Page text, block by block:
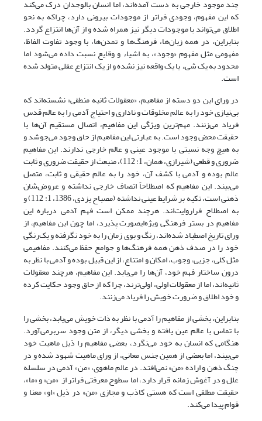
چند موجود خارجی به دست آمده‌اند، اما انسان بالوجدان درک می‌کند
که این مفهوم، وجودی فراتر از موجودات بیرونی دارد، چراکه به نحو
اطلاق می‌تواند با موجودات دیگر نیز همراه شده و از آن‌ها انتزاع گردد.
بنابراین، در همه زبان‌ها، فرهنگ‌ها و تمدن‌ها، با وجود تفاوت الفاظ،
مفهومی مثل مفهوم «وجود»، به اشیاء و وقایع نسبت داده می‌شود اما
محدود به یک شیء یا یک واقعه نیز نشده و از یک انتزاع عقلی متولد شده
است.
در ورای این‌ دو دسته از مفاهیم، «معقولات ثانیه منطقی» نشسته‌اند که
بی‌نیازی خود را به عالم مخلوقات و ناداری و احتیاج آدمی را به عالم قدس
فریاد می‌زنند. مهم‌ترین ویژگی این مفاهیم، اتصال مستقیم آن‌ها با
حقیقت محض وجود است. به عبارتی این مفاهیم از حاق وجود می‌جوشد و
به هیچ وجه نسبتی با موجود عینی و عالم خارجی ندارند. این مفاهیم
ضروری و قطعی (شیرازی، همان، 1: 112)، منبعث از حقیقت ضروری و ثابت
عالم بوده و آدمی با کشف آن، خود را به عالم حقیقی و ثابت، متصل
می‌بیند. این مفاهیم که اصطلاحاً اتصاف خارجی نداشته و عروض‌شان
ذهنی است، تکیه بر شرایط عینی نداشته (مصباح یزدی، 1386، 1: 112) و
به اصطلاح فراروایت‌اند. هرچند ممکن است فهم آدمی درباره این
مفاهیم در بستر فرهنگی ویژه‌ایصورت پذیرد، اما چون این مفاهیم، از
ورای تاریخ اصطیاد شده‌اند، رنگ و بوی زمان را به خود نگرفته و یک‌رنگی
خود را در صدف ذهن همه فرهنگ‌ها و جوامع حفظ می‌کنند. مفاهیمی
مثل کلی، جزیی، وجوب، امکان و امتناع، از این قبیل بوده و آدمی با نظر به
درون ساختار فهم خود، آن‌ها را می‌یابد. این مفاهیم، هرچند معقولات
ثانیه‌اند، اما از معقولات اولی، اولی‌ترند، چرا که از حاق وجود حکایت کرده
و خود اطلاق و ضرورت خویش را فریاد می‌زنند.
بنابراین، بخشی از مفاهیم را آدمی با نظر به ذات خویش می‌یابد، بخشی را
با تماس با عالم عین یافته و بخشی دیگر، از متن وجود سربرمی‌آورد.
هنگامی که انسان به خود می‌نگرد، بعضی مفاهیم را ذیل ماهیت خود
می‌بیند، اما بعضی از همین‌ جنس معانی، از ورای ماهیت شهود شده و در
چنگ ذهن و اراده «من» نمی‌افتد. در عالم ماهوی، «من» آدمی در سلسله
علل و در آغوش زمانه قرار دارد، اما سطوح معرفتی فراتر از «من» و «ما»،
حقیقت مطلقی است که هستی‌ کاذب و مجازی «من» در ذیل «او» معنا و
قوام پیدا می‌کند.